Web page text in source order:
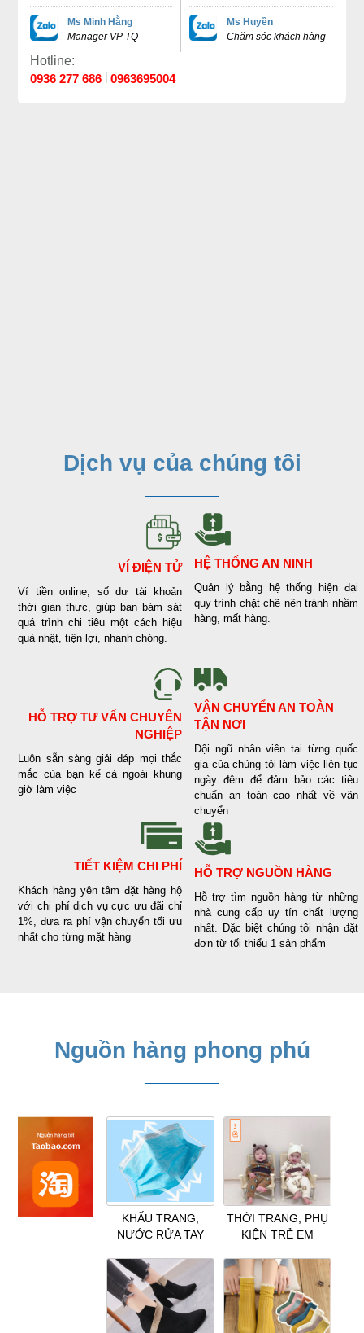
Ms Minh Hằng
Manager VP TQ
Ms Huyền
Chăm sóc khách hàng
Hotline:
0936 277 686
|0963695004
Dịch vụ của chúng tôi
VÍ ĐIỆN TỬ
Ví tiền online, số dư tài khoản
thời gian thực, giúp bạn bám sát
quá trình chi tiêu một cách hiệu
quả nhật, tiện lợi, nhanh chóng.
HỖ TRỢ TƯ VẤN CHUYÊN
NGHIỆP
Luôn sẵn sàng giải đáp mọi thắc
mắc của bạn kể cả ngoài khung
giờ làm việc
TIẾT KIỆM CHI PHÍ
Khách hàng yên tâm đặt hàng hộ
với chi phí dịch vụ cực ưu đãi chỉ
1%, đưa ra phí vận chuyển tối ưu
nhất cho từng mặt hàng
HỆ THỐNG AN NINH
Quản lý bằng hệ thống hiện đại
quy trình chặt chẽ nên tránh nhầm
hàng, mất hàng.
VẬN CHUYỂN AN TOÀN
TẬN NƠI
Đội ngũ nhân viên tại từng quốc
gia của chúng tôi làm việc liên tục
ngày đêm để đảm bảo các tiêu
chuẩn an toàn cao nhất về vận
chuyển
HỖ TRỢ NGUỒN HÀNG
Hỗ trợ tìm nguồn hàng từ những
nhà cung cấp uy tín chất lượng
nhất. Đặc biệt chúng tôi nhận đặt
đơn từ tối thiểu 1 sản phẩm
Nguồn hàng phong phú
KHẨU TRANG,
NƯỚC RỬA TAY
THỜI TRANG, PHỤ
KIỆN TRẺ EM